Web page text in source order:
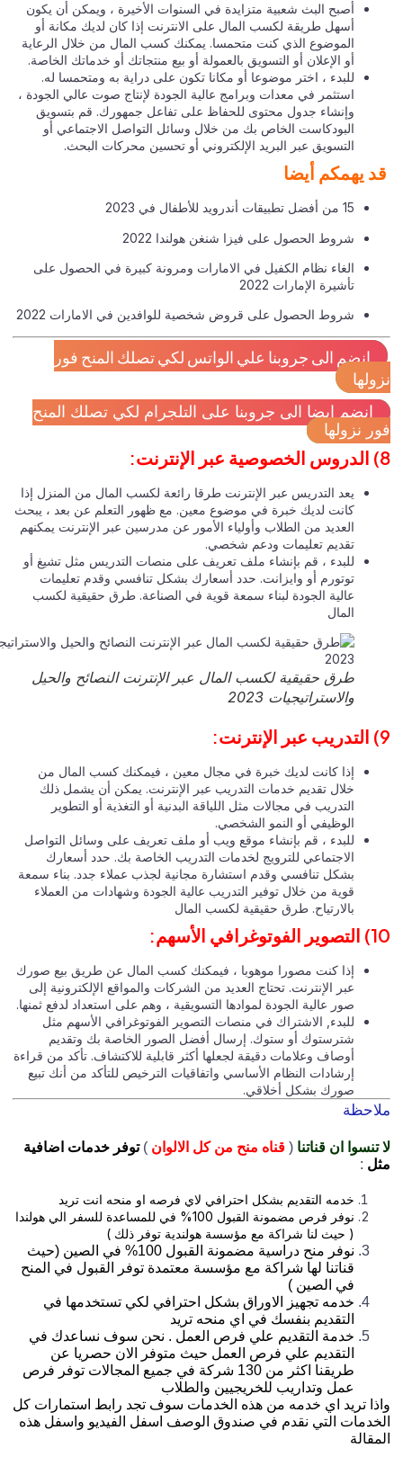
أصبح البث شعبية متزايدة في السنوات الأخيرة ، ويمكن أن يكون
أسهل طريقة لكسب المال على الانترنت إذا كان لديك مكانة أو
الموضوع الذي كنت متحمسا. يمكنك كسب المال من خلال الرعاية
أو الإعلان أو التسويق بالعمولة أو بيع منتجاتك أو خدماتك الخاصة.
للبدء ، اختر موضوعا أو مكانا تكون على دراية به ومتحمسا له.
استثمر في معدات وبرامج عالية الجودة لإنتاج صوت عالي الجودة ،
وإنشاء جدول محتوى للحفاظ على تفاعل جمهورك. قم بتسويق
البودكاست الخاص بك من خلال وسائل التواصل الاجتماعي أو
التسويق عبر البريد الإلكتروني أو تحسين محركات البحث.
يهمكم أيضا
15 من أفضل تطبيقات أندرويد للأطفال في 2023
شروط الحصول على فيزا شنغن هولندا 2022
الغاء نظام الكفيل في الامارات ومرونة كبيرة في الحصول على
تأشيرة الإمارات 2022
شروط الحصول على قروض شخصية للوافدين في الامارات 2022
انضم الى جروبنا علي الواتس لكي تصلك المنح فور
انضم ايضا الى جروبنا على التلجرام لكي تصلك المنح
نزولها
يعد التدريس عبر الإنترنت طرقا رائعة لكسب المال من المنزل إذا
كانت لديك خبرة في موضوع معين. مع ظهور التعلم عن بعد ، يبحث
العديد من الطلاب وأولياء الأمور عن مدرسين عبر الإنترنت يمكنهم
تقديم تعليمات ودعم شخصي.
للبدء ، قم بإنشاء ملف تعريف على منصات التدريس مثل تشيغ أو
توتورم أو وايزانت. حدد أسعارك بشكل تنافسي وقدم تعليمات
عالية الجودة لبناء سمعة قوية في الصناعة. طرق حقيقية لكسب
المال
طرق حقيقية لكسب المال عبر الإنترنت النصائح والحيل
والاستراتيجيات 2023
إذا كانت لديك خبرة في مجال معين ، فيمكنك كسب المال من
خلال تقديم خدمات التدريب عبر الإنترنت. يمكن أن يشمل ذلك
التدريب في مجالات مثل اللياقة البدنية أو التغذية أو التطوير
الوظيفي أو النمو الشخصي.
للبدء ، قم بإنشاء موقع ويب أو ملف تعريف على وسائل التواصل
الاجتماعي للترويج لخدمات التدريب الخاصة بك. حدد أسعارك
بشكل تنافسي وقدم استشارة مجانية لجذب عملاء جدد. بناء سمعة
قوية من خلال توفير التدريب عالية الجودة وشهادات من العملاء
بالارتياح. طرق حقيقية لكسب المال
إذا كنت مصورا موهوبا ، فيمكنك كسب المال عن طريق بيع صورك
عبر الإنترنت. تحتاج العديد من الشركات والمواقع الإلكترونية إلى
صور عالية الجودة لموادها التسويقية ، وهم على استعداد لدفع ثمنها.
للبدء, الاشتراك في منصات التصوير الفوتوغرافي الأسهم مثل
شترستوك أو ستوك. إرسال أفضل الصور الخاصة بك وتقديم
أوصاف وعلامات دقيقة لجعلها أكثر قابلية للاكتشاف. تأكد من قراءة
إرشادات النظام الأساسي واتفاقيات الترخيص للتأكد من أنك تبيع
صورك بشكل أخلاقي.
تنسوا ان قناتنا( قناه منح من كل الالوان) توفر خدمات اضافية
:
خدمه التقديم بشكل احترافي لاي فرصه او منحه انت تريد
نوفر فرص مضمونة القبول 100% في للمساعدة للسفر الي هولندا
( حيث لنا شراكة مع مؤسسة هولندية توفر ذلك )
نوفر منح دراسية مضمونة القبول 100% في الصين (حيث
قناتنا لها شراكة مع مؤسسة معتمدة توفر القبول في المنح
في الصين )
خدمه تجهيز الاوراق بشكل احترافي لكي تستخدمها في
التقديم بنفسك في اي منحه تريد
خدمة التقديم علي فرص العمل . نحن سوف نساعدك في
التقديم علي فرص العمل حيث متوفر الان حصريا عن
طريقنا اكثر من 130 شركة في جميع المجالات توفر فرص
عمل وتداريب للخريجيين والطلاب
تريد اي خدمه من هذه الخدمات سوف تجد رابط استمارات كل
التي نقدم في صندوق الوصف اسفل الفيديو واسفل هذه